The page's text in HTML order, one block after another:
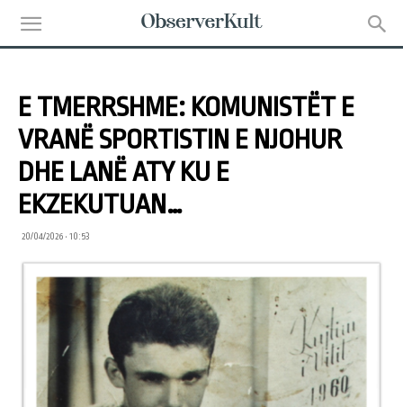
E TMERRSHME: KOMUNISTËT E
VRANË SPORTISTIN E NJOHUR
DHE LANË ATY KU E
EKZEKUTUAN…
20/04/2026 • 10:53